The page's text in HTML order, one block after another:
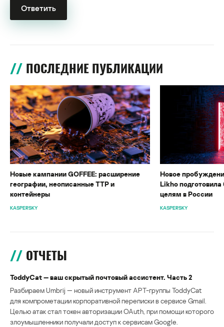
ПОСЛЕДНИЕ ПУБЛИКАЦИИ
Новые кампании GOFFEE: расширение
географии, неописанные TTP и
контейнеры
KASPERSKY
Новое
Likho
целям в России
KASPERSKY
ОТЧЕТЫ
ToddyCat — ваш скрытый почтовый ассистент. Часть 2
Разбираем Umbrij — новый инструмент APT-группы ToddyCat
для компрометации корпоративной переписки в сервисе Gmail.
Целью атак стал токен авторизации OAuth, при помощи которого
злоумышленники получали доступ к сервисам Google.